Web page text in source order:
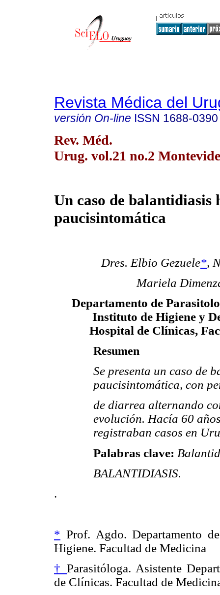
Revista Médica del
versión On-line ISSN 1688-0390
Rev. Méd.
Urug. vol.21 no.2
Un caso de balantidiasis
paucisintomática
Dres. Elbio Gezuele*,
Mariela
Departamento de
Instituto de Higiene y
Hospital de Clínicas,
Resumen
Se presenta un caso de
paucisintomática, con
de diarrea alternando
evolución. Hacía 60
registraban casos en
Palabras clave:
BALANTIDIASIS.
.
* Prof. Agdo. Departamento
Higiene. Facultad de Medicina
†Parasitóloga. Asistente
de Clínicas. Facultad de